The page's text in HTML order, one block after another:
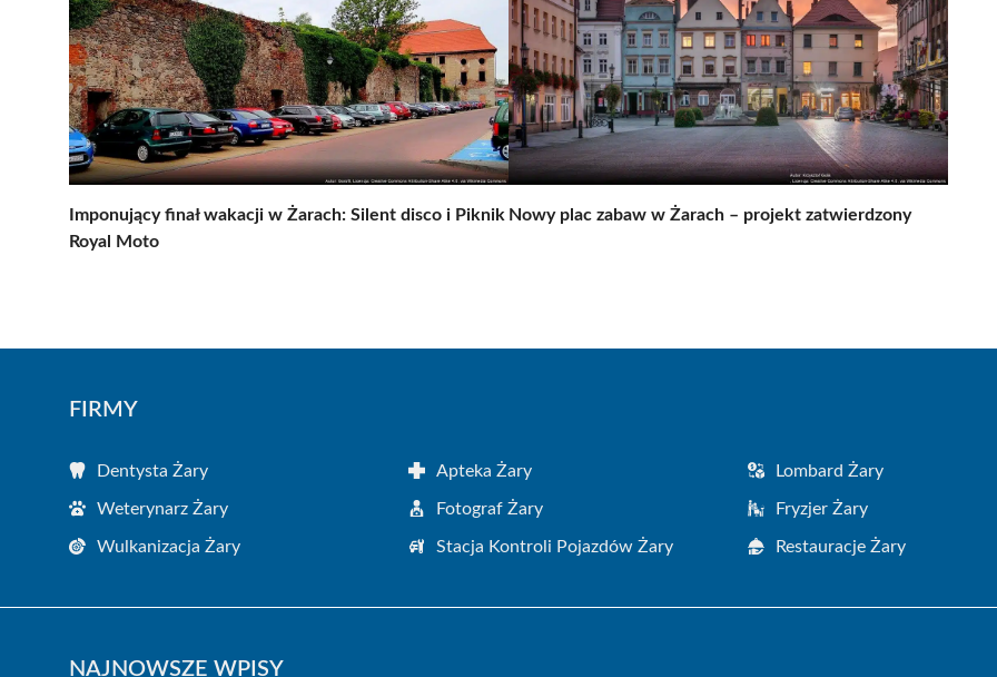
Imponujący finał wakacji w Żarach: Silent disco i Piknik
Royal Moto
Nowy plac zabaw w Żarach – projekt zatwierdzony
FIRMY
Dentysta Żary Apteka Żary Lombard Żary
Weterynarz Żary Fotograf Żary Fryzjer Żary
Wulkanizacja Żary Stacja Kontroli Pojazdów Żary Restauracje Żary
NAJNOWSZE WPISY